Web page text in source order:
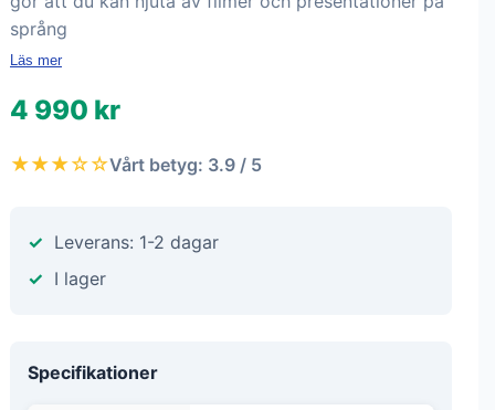
språng
Läs mer
4 990 kr
★★★☆☆Vårt betyg: 3.9 / 5
Leverans: 1-2 dagar
I lager
Specifikationer